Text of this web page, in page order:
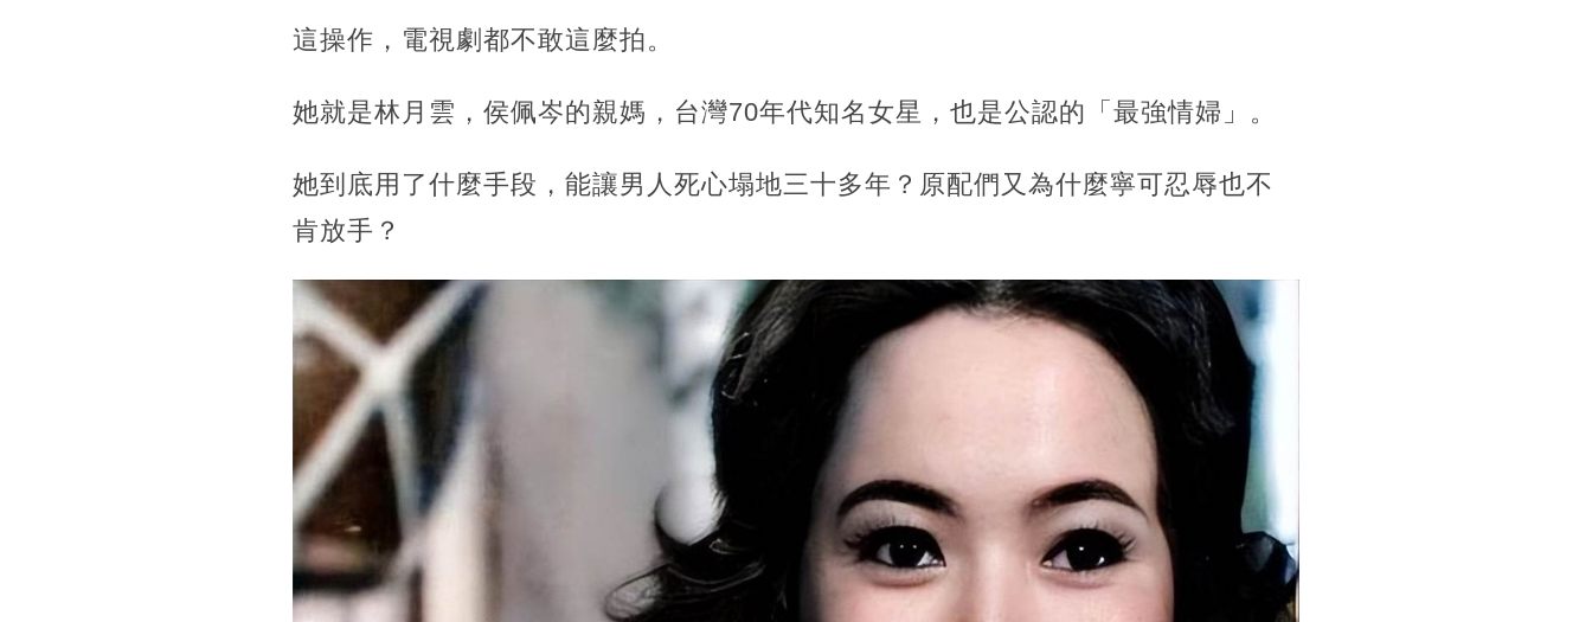
這操作，電視劇都不敢這麼拍。
她就是林月雲，侯佩岑的親媽，台灣70年代知名女星，也是公認的「最強情婦」。
她到底用了什麼手段，能讓男人死心塌地三十多年？原配們又為什麼寧可忍辱也不
肯放手？